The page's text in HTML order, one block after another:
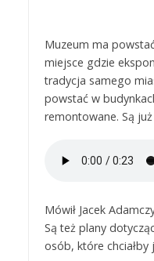
Muzeum ma
miejsce gdzie
tradycja samego
powstać w
remontowane. Są
Mówił Jacek
Są też plany
osób, które chciałby